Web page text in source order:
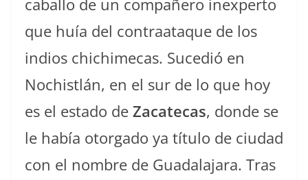
caballo de un compañero inexperto
que huía del contraataque de los
indios chichimecas. Sucedió en
Nochistlán, en el sur de lo que hoy
es el estado de Zacatecas, donde se
le había otorgado ya título de ciudad
con el nombre de Guadalajara. Tras